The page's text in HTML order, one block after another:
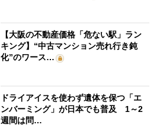
【大阪の不動産価格「危ない駅」ラン
キング】“中古マンション売れ行き鈍
化”のワース…
ドライアイスを使わず遺体を保つ「エ
ンバーミング」が日本でも普及 1～2
週間は問…